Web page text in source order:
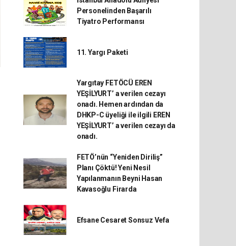
Personelinden Başarılı
Tiyatro Performansı
11. Yargı Paketi
Yargıtay FETÖCÜ EREN
YEŞİLYURT’ a verilen cezayı
onadı. Hemen ardından da
DHKP-C üyeliği ile ilgili EREN
YEŞİLYURT’ a verilen cezayı da
onadı.
FETÖ’nün “Yeniden Diriliş”
Planı Çöktü! Yeni Nesil
Yapılanmanın Beyni Hasan
Kavasoğlu Firarda
Efsane Cesaret Sonsuz Vefa